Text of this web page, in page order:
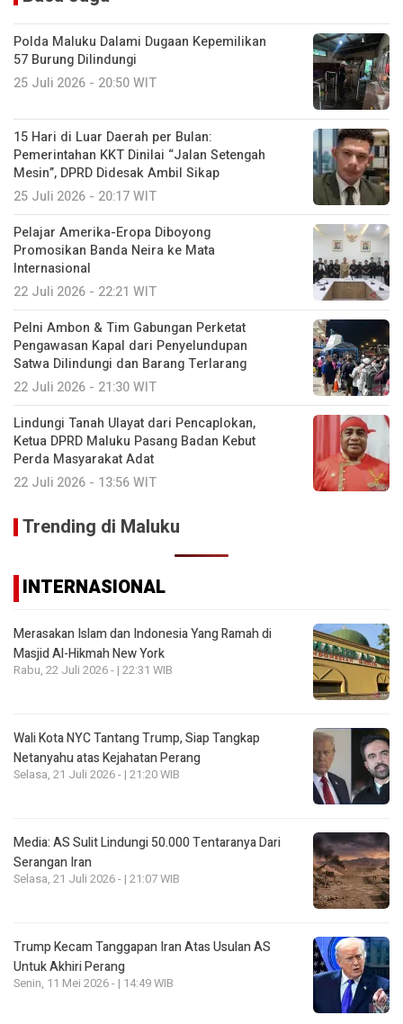
Polda Maluku Dalami Dugaan Kepemilikan
57 Burung Dilindungi
25 Juli 2026 - 20:50 WIT
15 Hari di Luar Daerah per Bulan:
Pemerintahan KKT Dinilai “Jalan Setengah
Mesin”, DPRD Didesak Ambil Sikap
25 Juli 2026 - 20:17 WIT
Pelajar Amerika-Eropa Diboyong
Promosikan Banda Neira ke Mata
Internasional
22 Juli 2026 - 22:21 WIT
Pelni Ambon & Tim Gabungan Perketat
Pengawasan Kapal dari Penyelundupan
Satwa Dilindungi dan Barang Terlarang
22 Juli 2026 - 21:30 WIT
Lindungi Tanah Ulayat dari Pencaplokan,
Ketua DPRD Maluku Pasang Badan Kebut
Perda Masyarakat Adat
22 Juli 2026 - 13:56 WIT
Trending di Maluku
INTERNASIONAL
Merasakan Islam dan Indonesia Yang Ramah di
Masjid Al-Hikmah New York
Rabu, 22 Juli 2026 - | 22:31 WIB
Wali Kota NYC Tantang Trump, Siap Tangkap
Netanyahu atas Kejahatan Perang
Selasa, 21 Juli 2026 - | 21:20 WIB
Media: AS Sulit Lindungi 50.000 Tentaranya Dari
Serangan Iran
Selasa, 21 Juli 2026 - | 21:07 WIB
Trump Kecam Tanggapan Iran Atas Usulan AS
Untuk Akhiri Perang
Senin, 11 Mei 2026 - | 14:49 WIB